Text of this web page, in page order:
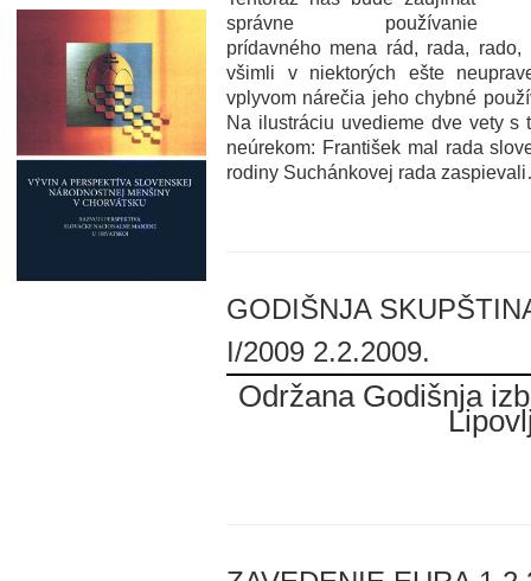
správne používanie
prídavného mena rád, rada,
všimli v niektorých ešte
vplyvom nárečia jeho chybné
Na ilustráciu uvedieme dve vety s
neúrekom: František mal rada
rodiny Suchánkovej rada
GODIŠNJA
I/2009 2.2.2009.
Održana Godišnja